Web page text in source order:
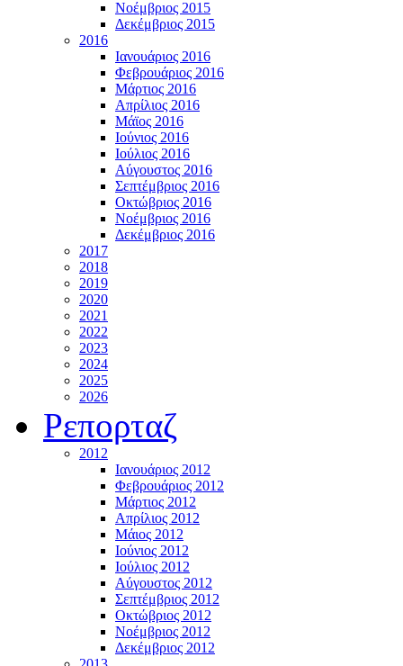
Νοέμβριος 2015
Δεκέμβριος 2015
2016
Ιανουάριος 2016
Φεβρουάριος 2016
Μάρτιος 2016
Απρίλιος 2016
Μάϊος 2016
Ιούνιος 2016
Ιούλιος 2016
Αύγουστος 2016
Σεπτέμβριος 2016
Οκτώβριος 2016
Νοέμβριος 2016
Δεκέμβριος 2016
2017
2018
2019
2020
2021
2022
2023
2024
2025
2026
Ρεπορταζ
2012
Ιανουάριος 2012
Φεβρουάριος 2012
Μάρτιος 2012
Απρίλιος 2012
Μάιος 2012
Ιούνιος 2012
Ιούλιος 2012
Αύγουστος 2012
Σεπτέμβριος 2012
Οκτώβριος 2012
Νοέμβριος 2012
Δεκέμβριος 2012